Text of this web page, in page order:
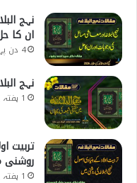
نہج
ان کا
4 دن پہلے
نہج
1 ہفتہ پہلے
تربیت
روشنی
1 ہفتہ پہلے